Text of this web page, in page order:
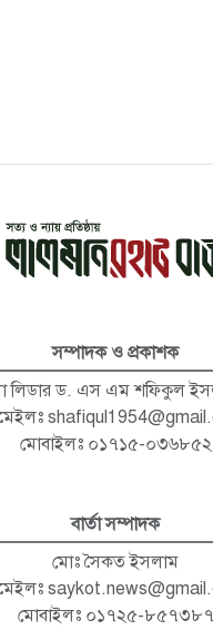
সম্পাদক ও প্রকাশক
লিডার ড. এস এম শফিকুল
মোবাইলঃ ০১৭১৫-০৩৬৮৫২
বার্তা সম্পাদক
মোঃ সৈকত ইসলাম
মোবাইলঃ ০১৭২৫-৮৫৭৩৮৭